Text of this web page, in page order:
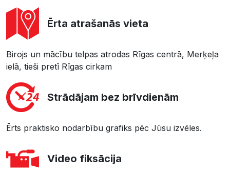
Ērta atrašanās vieta
Birojs un mācību telpas atrodas Rīgas centrā, Merķeļa
ielā, tieši pretī Rīgas cirkam
Strādājam bez brīvdienām
Ērts praktisko nodarbību grafiks pēc Jūsu izvēles.
Video fiksācija